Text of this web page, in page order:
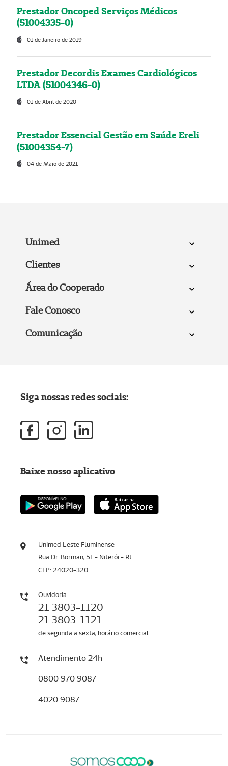
Prestador Oncoped Serviços Médicos
(51004335-0)
01 de Janeiro de 2019
Prestador Decordis Exames Cardiológicos
LTDA (51004346-0)
01 de Abril de 2020
Prestador Essencial Gestão em Saúde Ereli
(51004354-7)
04 de Maio de 2021
Unimed
Clientes
Área do Cooperado
Fale Conosco
Comunicação
Unimed Leste Fluminense
Rua Dr. Borman, 51 - Niterói - RJ
CEP: 24020-320
Ouvidoria
21 3803-1120
21 3803-1121
de segunda a sexta, horário comercial
Atendimento 24h
0800 970 9087
4020 9087
Siga nossas redes sociais:
Baixe nosso aplicativo